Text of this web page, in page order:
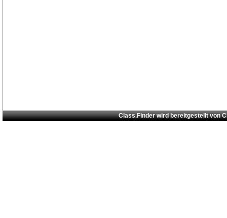
Class.Finder wird bereitgestellt von